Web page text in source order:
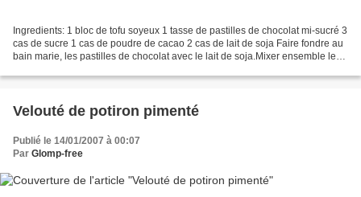
Ingredients: 1 bloc de tofu soyeux 1 tasse de pastilles de chocolat mi-sucré 3
cas de sucre 1 cas de poudre de cacao 2 cas de lait de soja Faire fondre au
bain marie, les pastilles de chocolat avec le lait de soja.Mixer ensemble le
Velouté de potiron pimenté
Publié le 14/01/2007 à 00:07
Par Glomp-free